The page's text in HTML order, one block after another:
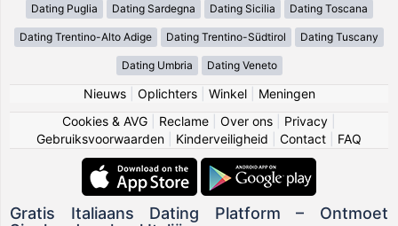
Dating Puglia Dating Sardegna Dating Sicilia Dating Toscana
Dating Trentino-Alto Adige Dating Trentino-Südtirol Dating Tuscany
Dating Umbria Dating Veneto
Nieuws| Oplichters| Winkel| Meningen
Cookies & AVG
Reclame Over ons Privacy
Gebruiksvoorwaarden
Kinderveiligheid Contact FAQ
Gratis Italiaans Dating Platform – Ontmoet